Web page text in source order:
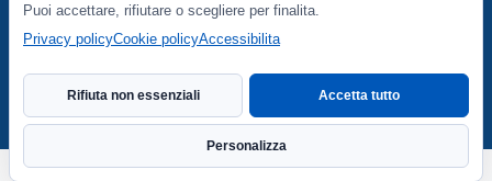
Piaggia di Murello 27/29 - 52100 Arezzo - P.IVA
01764430516
Dichiarazione di accessibilita
Puoi accettare, rifiutare o scegliere per finalita.
Privacy policyCookie policyAccessibilita
Rifiuta non essenziali
Personalizza
Accetta tutto